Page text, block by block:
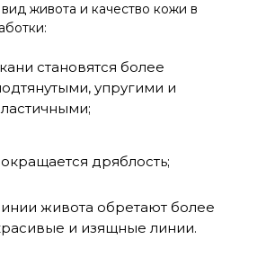
становятся более
упругими и
дряблость;
живота обретают более
и изящные линии.
живота и качество кожи в